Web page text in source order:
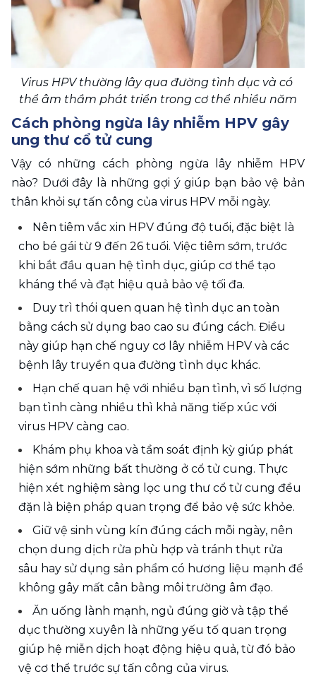
Virus HPV thường lây qua đường tình dục và có
thể âm thầm phát triển trong cơ thể nhiều năm
Cách phòng ngừa lây nhiễm HPV gây
ung thư cổ tử cung
Vậy có những cách phòng ngừa lây nhiễm HPV
nào? Dưới đây là những gợi ý giúp bạn bảo vệ bản
thân khỏi sự tấn công của virus HPV mỗi ngày.
Nên tiêm vắc xin HPV đúng độ tuổi, đặc biệt là
cho bé gái từ 9 đến 26 tuổi. Việc tiêm sớm, trước
khi bắt đầu quan hệ tình dục, giúp cơ thể tạo
kháng thể và đạt hiệu quả bảo vệ tối đa.
Duy trì thói quen quan hệ tình dục an toàn
bằng cách sử dụng bao cao su đúng cách. Điều
này giúp hạn chế nguy cơ lây nhiễm HPV và các
bệnh lây truyền qua đường tình dục khác.
Hạn chế quan hệ với nhiều bạn tình, vì số lượng
bạn tình càng nhiều thì khả năng tiếp xúc với
virus HPV càng cao.
Khám phụ khoa và tầm soát định kỳ giúp phát
hiện sớm những bất thường ở cổ tử cung. Thực
hiện xét nghiệm sàng lọc ung thư cổ tử cung đều
đặn là biện pháp quan trọng để bảo vệ sức khỏe.
Giữ vệ sinh vùng kín đúng cách mỗi ngày, nên
chọn dung dịch rửa phù hợp và tránh thụt rửa
sâu hay sử dụng sản phẩm có hương liệu mạnh để
không gây mất cân bằng môi trường âm đạo.
Ăn uống lành mạnh, ngủ đúng giờ và tập thể
dục thường xuyên là những yếu tố quan trọng
giúp hệ miễn dịch hoạt động hiệu quả, từ đó bảo
vệ cơ thể trước sự tấn công của virus.